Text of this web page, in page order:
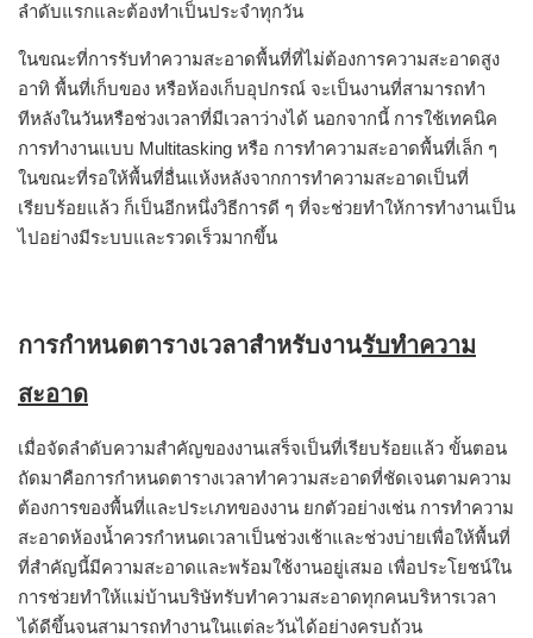
ลำดับแรกและต้องทำเป็นประจำทุกวัน
ในขณะที่การรับทำความสะอาดพื้นที่ที่ไม่ต้องการความสะอาดสูง
อาทิ พื้นที่เก็บของ หรือห้องเก็บอุปกรณ์ จะเป็นงานที่สามารถทำ
ทีหลังในวันหรือช่วงเวลาที่มีเวลาว่างได้ นอกจากนี้ การใช้เทคนิค
การทำงานแบบ Multitasking หรือ การทำความสะอาดพื้นที่เล็ก ๆ
ในขณะที่รอให้พื้นที่อื่นแห้งหลังจากการทำความสะอาดเป็นที่
เรียบร้อยแล้ว ก็เป็นอีกหนึ่งวิธีการดี ๆ ที่จะช่วยทำให้การทำงานเป็น
ไปอย่างมีระบบและรวดเร็วมากขึ้น
การกำหนดตารางเวลาสำหรับงานรับทำความ
สะอาด
เมื่อจัดลำดับความสำคัญของงานเสร็จเป็นที่เรียบร้อยแล้ว ขั้นตอน
ถัดมาคือการกำหนดตารางเวลาทำความสะอาดที่ชัดเจนตามความ
ต้องการของพื้นที่และประเภทของงาน ยกตัวอย่างเช่น การทำความ
สะอาดห้องน้ำควรกำหนดเวลาเป็นช่วงเช้าและช่วงบ่ายเพื่อให้พื้นที่
ที่สำคัญนี้มีความสะอาดและพร้อมใช้งานอยู่เสมอ เพื่อประโยชน์ใน
การช่วยทำให้แม่บ้านบริษัทรับทำความสะอาดทุกคนบริหารเวลา
ได้ดีขึ้นจนสามารถทำงานในแต่ละวันได้อย่างครบถ้วน